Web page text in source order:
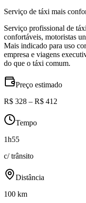
Serviço de táxi mais
Serviço profissional de
confortáveis, motoristas
Mais indicado para uso
empresa e viagens
do que o táxi comum.
Preço estimado
R$ 328 – R$ 412
Tempo
1h55
c/ trânsito
Distância
100 km